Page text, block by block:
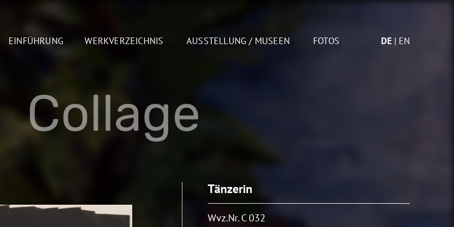
EINFÜHRUNG WERKVERZEICHNIS AUSSTELLUNG / MUSEEN FOTOS DE EN
Collage
Tänzerin
Wvz.Nr. C 032